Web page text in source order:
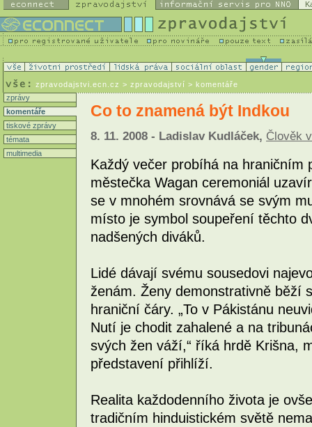
zpravodajstvi.ecn.cz > zpravodajství > komentáře
zprávy
komentáře
tiskové zprávy
témata
multimedia
Co to znamená být Indkou
8. 11. 2008 - Ladislav Kudláček, Člověk
Každý večer probíhá na hraničním
městečka Wagan ceremoniál
se v mnohém srovnává se svým
místo je symbol soupeření těchto
nadšených diváků.
Lidé dávají svému sousedovi
ženám. Ženy demonstrativně běží
hraniční čáry. „To v Pákistánu
Nutí je chodit zahalené a na
svých žen váží,“ říká hrdě Krišna,
představení přihlíží.
Realita každodenního života je
tradičním hinduistickém světě